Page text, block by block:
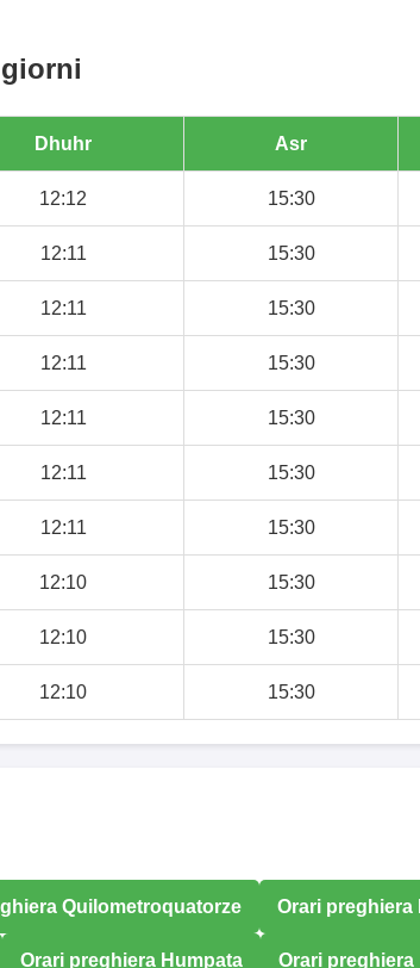
Dhuhr Asr
12:12 15:30
12:11 15:30
12:11 15:30
12:11 15:30
12:11 15:30
12:11 15:30
12:11 15:30
12:10 15:30
12:10 15:30
12:10 15:30
Quilometroquatorze Orari preghiera
Orari preghiera Humpata Orari preghiera